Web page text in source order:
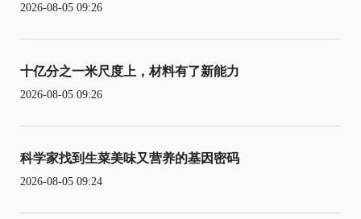
2026-08-05 09:26
十亿分之一米尺度上，材料有了新能力
2026-08-05 09:26
科学家找到生菜美味又营养的基因密码
2026-08-05 09:24